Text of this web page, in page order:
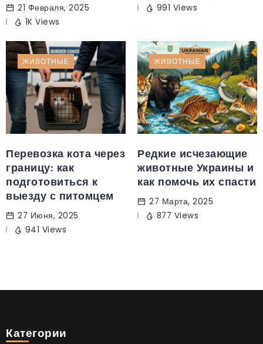
21 Февраля, 2025
1K Views
991 Views
ЖИВОТНЫЕ
Перевозка кота через
границу: как
подготовиться к
выезду с питомцем
27 Июня, 2025
941 Views
ЖИВОТНЫЕ
Редкие исчезающие
животные Украины и
как помочь их спасти
27 Марта, 2025
877 Views
Категории